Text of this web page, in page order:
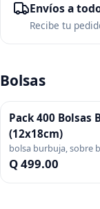
Envíos a
Recibe tu
Bolsas
Pack 400 Bolsas
(12x18cm)
bolsa burbuja, sobre
empaque, pack, blanca
Q 499.00